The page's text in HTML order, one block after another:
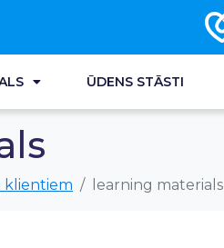
ŪDENS STĀSTI
klientiem learning materials